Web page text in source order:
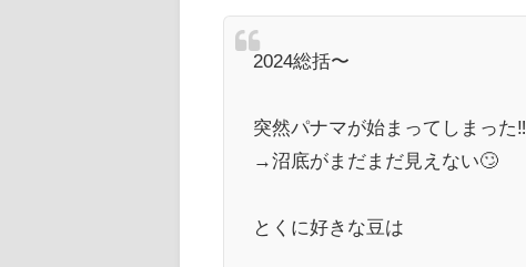
2024総括〜
突然パナマが始まってしまった‼️
→沼底がまだまだ見えない🙄
とくに好きな豆は